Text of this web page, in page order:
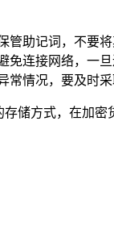
助记词，不要
连接网络，一
情况，要及时采
储方式，在加